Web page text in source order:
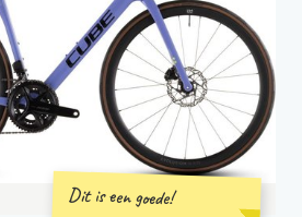
Dit is een goede!